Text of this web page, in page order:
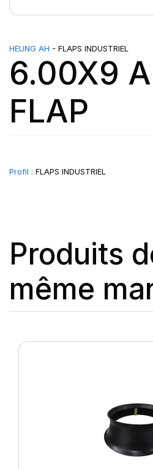
HEUNG AH - FLAPS INDUSTRIEL
6.00X9
FLAP
Profil : FLAPS INDUSTRIEL
Produits
même